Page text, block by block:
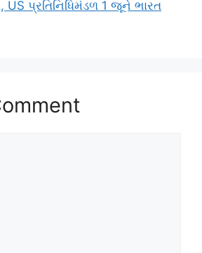
પ્રતિનિધિમંડળ 1 જૂને ભારત